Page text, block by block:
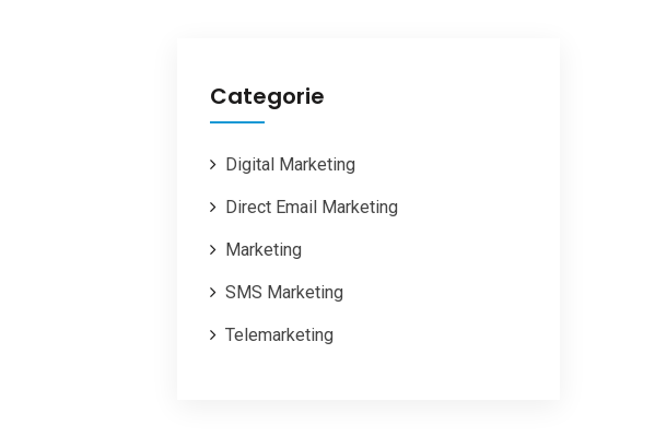
Categorie
Digital Marketing
Direct Email Marketing
Marketing
SMS Marketing
Telemarketing